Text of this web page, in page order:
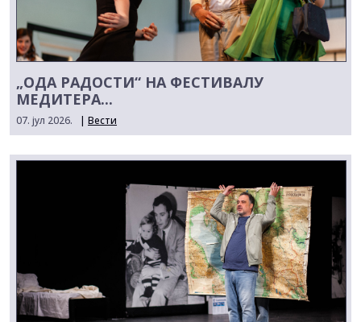
„ОДА РАДОСТИ“ НА ФЕСТИВАЛУ
МЕДИТЕРА...
07. јул 2026. | Вести